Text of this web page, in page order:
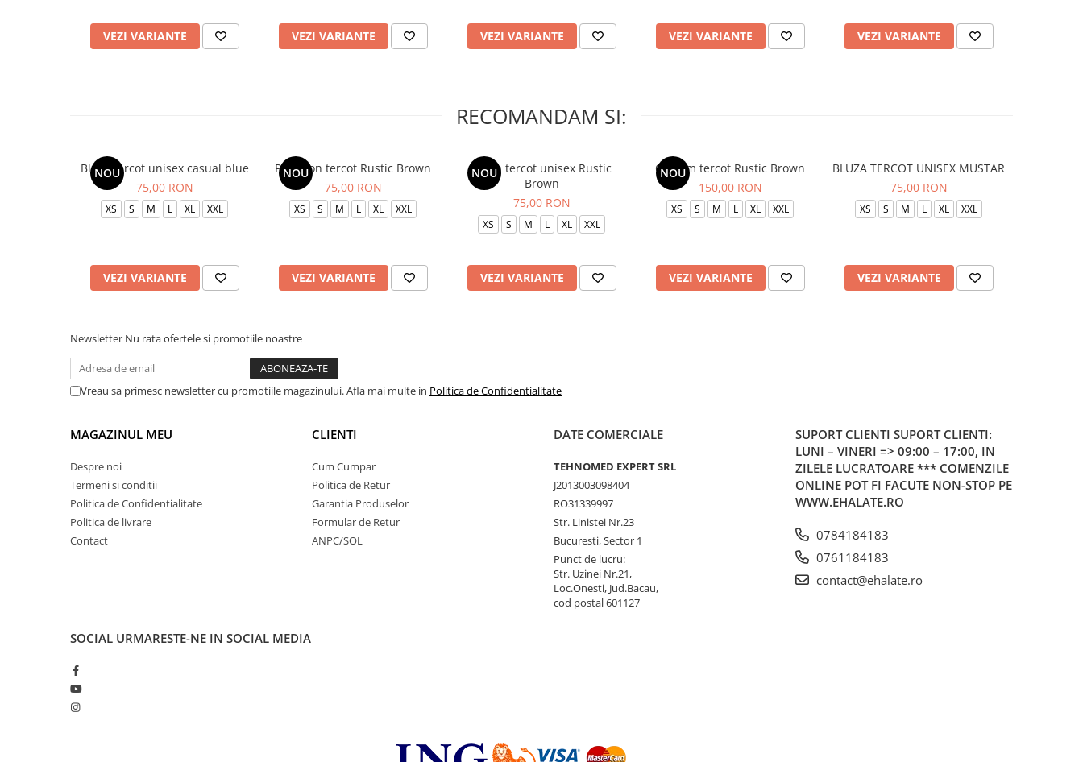
VEZI VARIANTE VEZI VARIANTE VEZI VARIANTE VEZI VARIANTE VEZI VARIANTE
RECOMANDAM SI:
NOU
Bluza tercot unisex casual blue
75,00 RON
XS S M L XL XXL
VEZI VARIANTE
NOU
Pantalon tercot Rustic Brown
75,00 RON
XS S M L XL XXL
VEZI VARIANTE
NOU
Bluza tercot unisex Rustic
Brown
75,00 RON
XS S M L XL XXL
VEZI VARIANTE
NOU
Costum tercot Rustic Brown
150,00 RON
XS S M L XL XXL
VEZI VARIANTE
BLUZA TERCOT UNISEX MUSTAR
75,00 RON
XS S M L XL XXL
VEZI VARIANTE
Newsletter Nu rata ofertele si promotiile noastre
Vreau sa primesc newsletter cu promotiile magazinului. Afla mai multe in Politica de Confidentialitate
MAGAZINUL MEU
Despre noi
Termeni si conditii
Politica de Confidentialitate
Politica de livrare
Contact
CLIENTI
Cum Cumpar
Politica de Retur
Garantia Produselor
Formular de Retur
ANPC/SOL
DATE COMERCIALE
TEHNOMED EXPERT SRL
J2013003098404
RO31339997
Str. Linistei Nr.23
Bucuresti, Sector 1
Punct de lucru:
Str. Uzinei Nr.21,
Loc.Onesti, Jud.Bacau,
cod postal 601127
SUPORT CLIENTI SUPORT CLIENTI:
LUNI – VINERI => 09:00 – 17:00, IN
ZILELE LUCRATOARE *** COMENZILE
ONLINE POT FI FACUTE NON-STOP PE
WWW.EHALATE.RO
0784184183
0761184183
contact@ehalate.ro
SOCIAL URMARESTE-NE IN SOCIAL MEDIA